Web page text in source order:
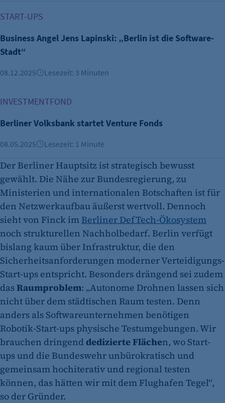
START-UPS
Business Angel Jens Lapinski: „Berlin ist die Software-
Stadt“
08.12.2025 Lesezeit: 3 Minuten
INVESTMENTFOND
Berliner Volksbank startet Venture Fonds
08.05.2025 Lesezeit: 1 Minute
Der Berliner Hauptsitz ist strategisch bewusst
gewählt. Die Nähe zur Bundesregierung, zu
Ministerien und internationalen Botschaften ist für
den Netzwerkaufbau äußerst wertvoll. Dennoch
sieht von Finck im Berliner DefTech-Ökosystem
noch strukturellen Nachholbedarf. Berlin verfügt
bislang kaum über Infrastruktur, die den
Sicherheitsanforderungen moderner Verteidigungs-
Start-ups entspricht. Besonders drängend sei zudem
dasRaumproblem: „Autonome Drohnen lassen sich
nicht über dem städtischen Raum testen. Denn
anders als Softwareunternehmen benötigen
Robotik-Start-ups physische Testumgebungen. Wir
brauchen dringenddedizierte Flächen, wo Start-
ups und die Bundeswehr unbürokratisch und
gemeinsam hochiterativ und regional testen
können, das hätten wir mit dem Flughafen Tegel“,
so der Gründer.